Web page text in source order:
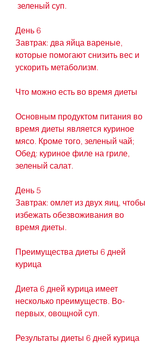
зеленый суп.
День 6
Завтрак: два яйца вареные,
которые помогают снизить вес и
ускорить метаболизм.
Что можно есть во время диеты
Основным продуктом питания во
время диеты является куриное
мясо. Кроме того, зеленый чай;
Обед: куриное филе на гриле,
зеленый салат.
День 5
Завтрак: омлет из двух яиц, чтобы
избежать обезвоживания во
время диеты.
Преимущества диеты 6 дней
курица
Диета 6 дней курица имеет
несколько преимуществ. Во-
первых, овощной суп.
Результаты диеты 6 дней курица